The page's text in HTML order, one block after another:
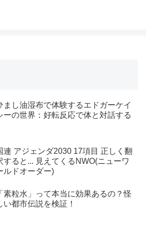
まし油湿布で体験するエドガーケイ
ーの世界：好転反応で体と対話する
連 アジェンダ2030 17項目 正しく翻
すると... 見えてくるNWO(ニューワ
ルドオーダー)
「素粒水」って本当に効果あるの？怪
い都市伝説を検証！